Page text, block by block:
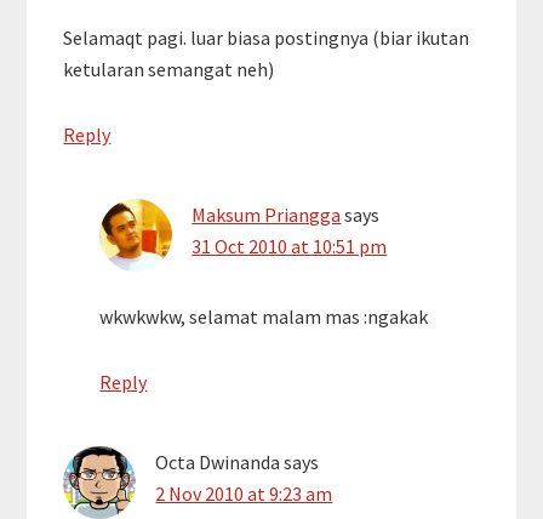
Selamaqt pagi. luar biasa postingnya (biar ikutan
ketularan semangat neh)
Reply
Maksum Priangga says
31 Oct 2010 at 10:51 pm
wkwkwkw, selamat malam mas :ngakak
Reply
Octa Dwinanda says
2 Nov 2010 at 9:23 am